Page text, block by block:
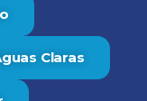
Claras